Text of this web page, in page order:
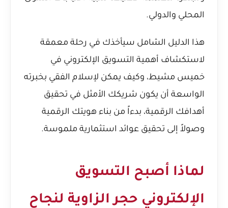
المحلي والدولي.
هذا الدليل الشامل سيأخذك في رحلة معمقة
لاستكشاف أهمية التسويق الإلكتروني في
خميس مشيط، وكيف يمكن لإسلام الفقي بخبرته
الواسعة أن يكون شريكك الأمثل في تحقيق
أهدافك الرقمية، بدءاً من بناء هويتك الرقمية
وصولاً إلى تحقيق عوائد استثمارية ملموسة.
لماذا أصبح التسويق
الإلكتروني حجر الزاوية لنجاح